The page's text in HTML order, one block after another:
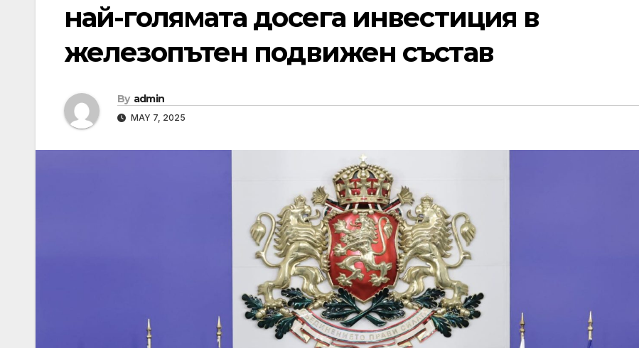
най-голямата досега инвестиция в
железопътен подвижен състав
By admin
MAY 7, 2025